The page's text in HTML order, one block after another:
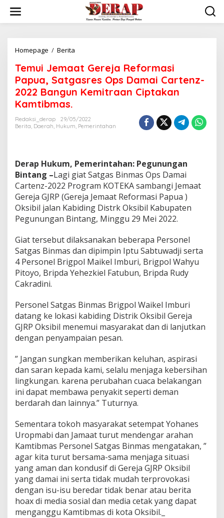
content
Homepage / Berita
Gereja
Reformasi
Papua,
Satgasres
Cartenz-
2022
Kamtibmas.
Temui Jemaat Gereja Reformasi
Papua, Satgasres Ops Damai Cartenz-
2022 Bangun Kemitraan Ciptakan
Kamtibmas.
Redaksi_derap
29/05/2022
Berita, Daerah, Hukum, Pemerintahan
Derap Hukum, Pemerintahan: Pegunungan
Bintang –Lagi giat Satgas Binmas Ops Damai
Cartenz-2022 Program KOTEKA sambangi Jemaat
Gereja GJRP (Gereja Jemaat Reformasi Papua )
Oksibil jalan Kabiding Distrk Oksibil Kabupaten
Pegunungan Bintang, Minggu 29 Mei 2022.
Giat tersebut dilaksanakan beberapa Personel
Satgas Binmas dan dipimpin Iptu Sabtuwadji serta
4 Personel Brigpol Maikel Imburi, Brigpol Wahyu
Pitoyo, Bripda Yehezkiel Fatubun, Bripda Rudy
Cakradini.
Personel Satgas Binmas Brigpol Waikel Imburi
datang ke lokasi kabiding Distrik Oksibil Gereja
GJRP Oksibil menemui masyarakat dan di lanjutkan
dengan penyampaian pesan.
” Jangan sungkan memberikan keluhan, aspirasi
dan saran kepada kami, selalu menjaga kebersihan
lingkungan. karena perubahan cuaca belakangan
ini dapat membawa penyakit seperti deman
berdarah dan lainnya.” Tuturnya.
Sementara tokoh masyarakat setempat Yohanes
Uropmabi dan Jamaat turut mendengar arahan
Kamtibmas Personel Satgas Binmas mengatakan, ”
agar kita turut bersama-sama menjaga situasi
yang aman dan kondusif di Gereja GJRP Oksibil
yang damai ini serta tidak mudah terprovokasi
dengan isu-isu beredar tidak benar atau berita
hoax di media sosial dan media cetak yang dapat
menganggu Kamtibmas di kota Oksibil._